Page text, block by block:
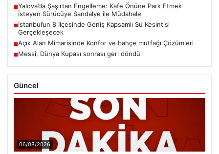
■Yalova’da Şaşırtan Engelleme: Kafe Önüne Park Etmek
İsteyen Sürücüye Sandalye ile Müdahale
■İstanbul’un 8 İlçesinde Geniş Kapsamlı Su Kesintisi
Gerçekleşecek
■Açık Alan Mimarisinde Konfor ve bahçe mutfağı Çözümleri
■Messi, Dünya Kupası sonrası geri döndü
Güncel
06/08/2026